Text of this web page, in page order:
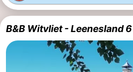
B&B Witvliet - Leenesland 6